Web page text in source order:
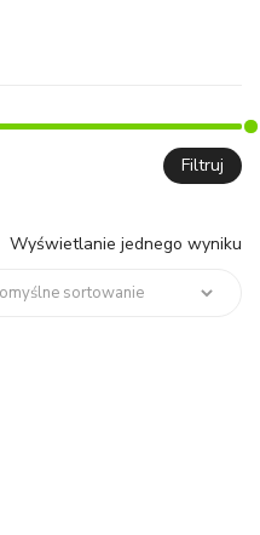
Filtruj
Wyświetlanie jednego wyniku